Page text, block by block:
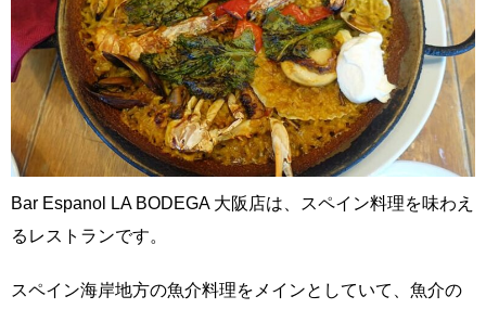
Bar Espanol LA BODEGA 大阪店は、スペイン料理を味わえ
るレストランです。
スペイン海岸地方の魚介料理をメインとしていて、魚介の